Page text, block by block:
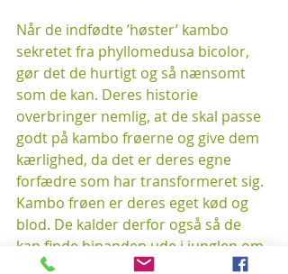
Når de indfødte ’høster’ kambo
sekretet fra phyllomedusa bicolor,
gør det de hurtigt og så nænsomt
som de kan. Deres historie
overbringer nemlig, at de skal passe
godt på kambo frøerne og give dem
kærlighed, da det er deres egne
forfædre som har transformeret sig.
Kambo frøen er deres eget kød og
blod. De kalder derfor også så de
kan finde hinanden ude i junglen om
natten – lyt til Kambo frøens kalden,